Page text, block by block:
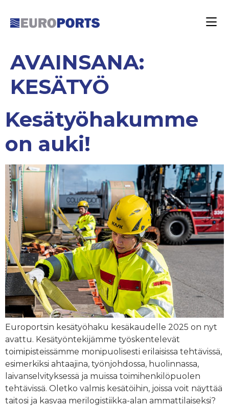
AVAINSANA:
KESÄTYÖ
Kesätyöhakumme
on auki!
Europortsin kesätyöhaku kesäkaudelle 2025 on nyt
avattu. Kesätyöntekijämme työskentelevät
toimipisteissämme monipuolisesti erilaisissa tehtävissä,
esimerkiksi ahtaajina, työnjohdossa, huolinnassa,
laivanselvityksessä ja muissa toimihenkilöpuolen
tehtävissä. Oletko valmis kesätöihin, joissa voit näyttää
taitosi ja kasvaa merilogistiikka-alan ammattilaiseksi?